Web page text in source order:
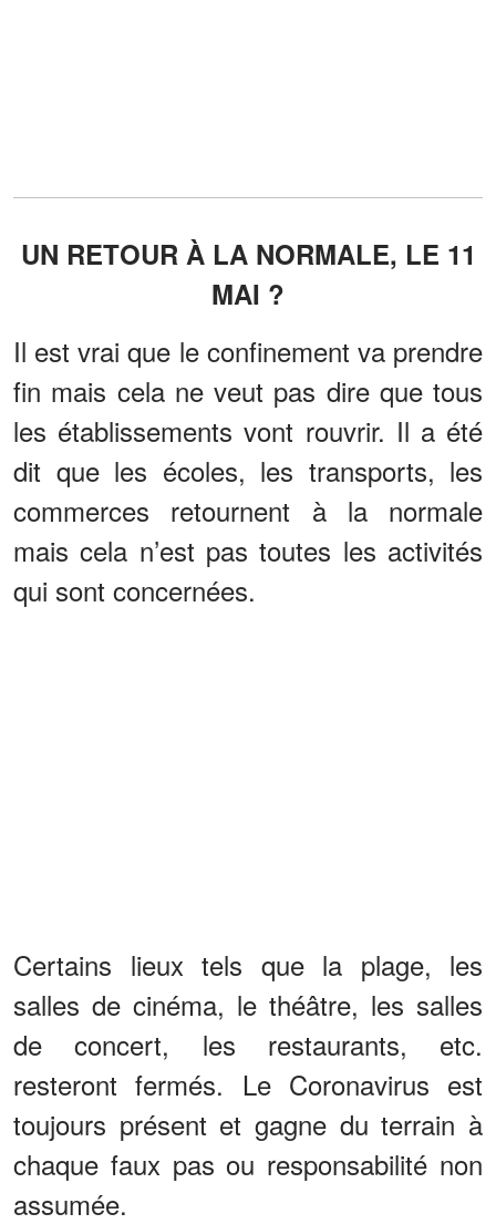
UN RETOUR À LA NORMALE, LE 11
MAI ?
Il est vrai que le confinement va prendre
fin mais cela ne veut pas dire que tous
les établissements vont rouvrir. Il a été
dit que les écoles, les transports, les
commerces retournent à la normale
mais cela n’est pas toutes les activités
qui sont concernées.
Certains lieux tels que la plage, les
salles de cinéma, le théâtre, les salles
de concert, les restaurants, etc.
resteront fermés. Le Coronavirus est
toujours présent et gagne du terrain à
chaque faux pas ou responsabilité non
assumée.